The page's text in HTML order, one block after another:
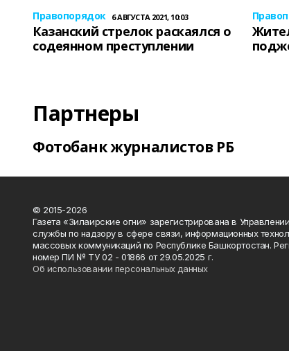
Правопорядок 6 АВГУСТА 2021, 10:03
Казанский стрелок раскаялся о
содеянном преступлении
Партнеры
Фотобанк журналистов РБ
© 2015-2026
Газета «Зилаирские огни» зарегистрирована в
службы по надзору в сфере связи, информационных
массовых коммуникаций по Республике Башкортостан.
номер ПИ № ТУ 02 - 01866 от 29.05.2025 г.
Об использовании персональных данных